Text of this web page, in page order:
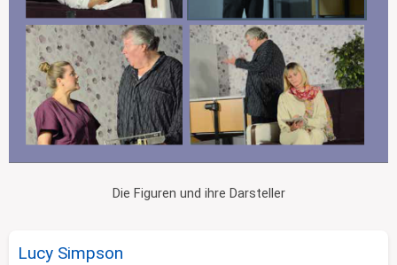
Die Figuren und ihre Darsteller
Lucy Simpson